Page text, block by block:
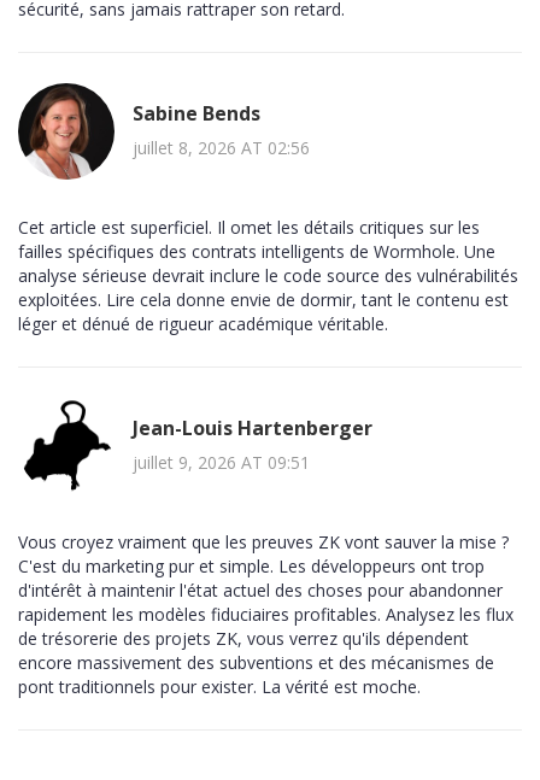
sécurité, sans jamais rattraper son retard.
Sabine Bends
juillet 8, 2026 AT 02:56
Cet article est superficiel. Il omet les détails critiques sur les
failles spécifiques des contrats intelligents de Wormhole. Une
analyse sérieuse devrait inclure le code source des vulnérabilités
exploitées. Lire cela donne envie de dormir, tant le contenu est
léger et dénué de rigueur académique véritable.
Jean-Louis Hartenberger
juillet 9, 2026 AT 09:51
Vous croyez vraiment que les preuves ZK vont sauver la mise ?
C'est du marketing pur et simple. Les développeurs ont trop
d'intérêt à maintenir l'état actuel des choses pour abandonner
rapidement les modèles fiduciaires profitables. Analysez les flux
de trésorerie des projets ZK, vous verrez qu'ils dépendent
encore massivement des subventions et des mécanismes de
pont traditionnels pour exister. La vérité est moche.